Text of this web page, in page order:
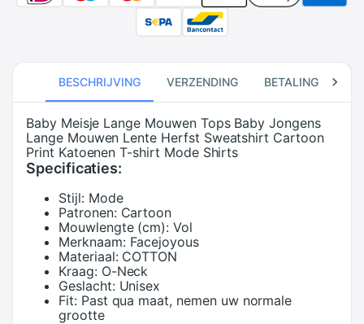
BESCHRIJVING VERZENDING BETALING
Baby Meisje Lange Mouwen Tops Baby Jongens
Lange Mouwen Lente Herfst Sweatshirt Cartoon
Print Katoenen T-shirt Mode Shirts
Specificaties:
Stijl: Mode
Patronen: Cartoon
Mouwlengte (cm): Vol
Merknaam: Facejoyous
Materiaal: COTTON
Kraag: O-Neck
Geslacht: Unisex
Fit: Past qua maat, nemen uw normale
grootte